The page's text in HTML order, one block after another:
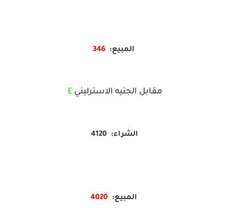
المبيع:
مقابل الجنيه الاسترليني £
الشراء: 4120
المبيع: 4020